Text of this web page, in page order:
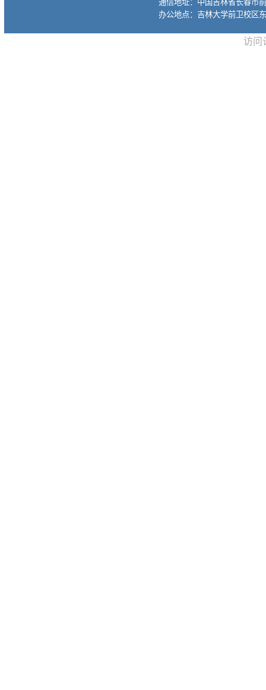
通信地址：中国吉林省长春市
办公地点：吉林大学前卫校区
访问